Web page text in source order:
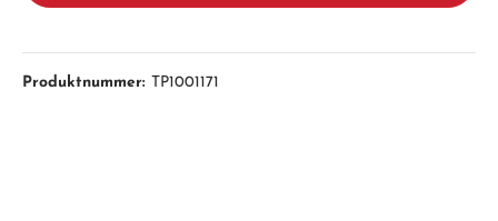
Produktnummer: TP1001171